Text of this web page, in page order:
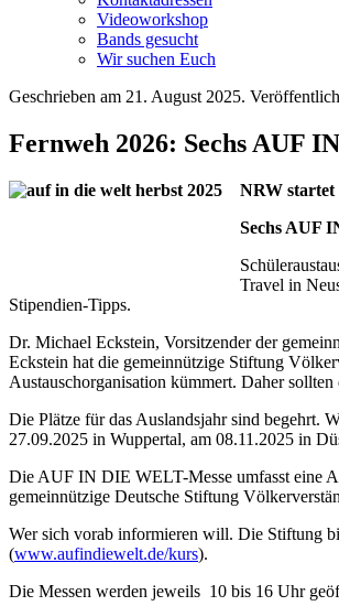
Videoworkshop
Bands gesucht
Wir suchen Euch
Geschrieben am 21. August 2025.
Fernweh 2026: Sechs AUF
NRW startet
Sechs AUF
Travel in
Stipendien-Tipps.
Dr. Michael Eckstein, Vorsitzender der
Eckstein hat die gemeinnützige Stiftung
Austauschorganisation kümmert. Daher
Die Plätze für das Auslandsjahr sind begehrt.
27.09.2025 in Wuppertal, am 08.11.2025 in
Die AUF IN DIE WELT-Messe umfasst eine
gemeinnützige Deutsche Stiftung
Wer sich vorab informieren will. Die Stiftung
(www.aufindiewelt.de/kurs).
Die Messen werden jeweils 10 bis 16 Uhr